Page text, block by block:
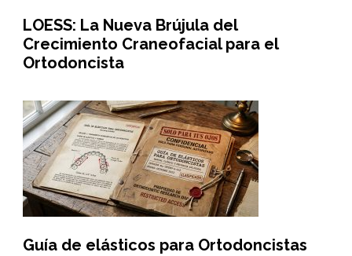
LOESS: La Nueva Brújula del
Crecimiento Craneofacial para el
Ortodoncista
Guía de elásticos para Ortodoncistas